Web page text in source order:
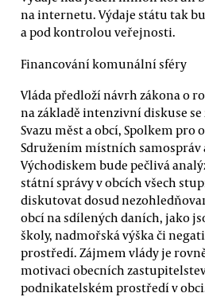
na internetu. Výdaje státu tak
a pod kontrolou veřejnosti.
Financování komunální sféry
Vláda předloží návrh zákona o
na základě intenzivní diskuse se
Svazu měst a obcí, Spolkem pro
Sdružením místních samospráv
Východiskem bude pečlivá
státní správy v obcích všech
diskutovat dosud
obcí na sdílených daních, jako
školy, nadmořská výška či
prostředí. Zájmem vlády je
motivaci obecních
podnikatelském prostředí v